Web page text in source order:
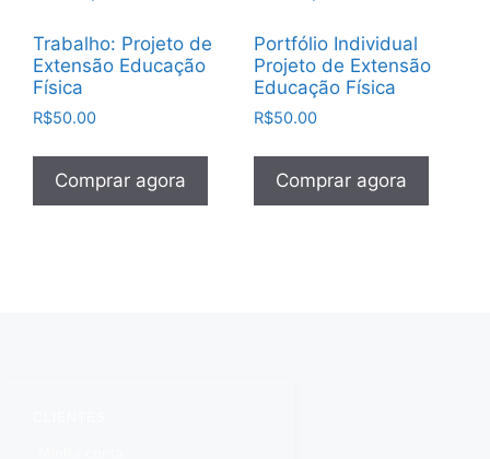
Trabalho: Projeto de
Extensão Educação
Física
R$50.00
Comprar agora
Portfólio Individual
Projeto de Extensão
Educação Física
R$50.00
Comprar agora